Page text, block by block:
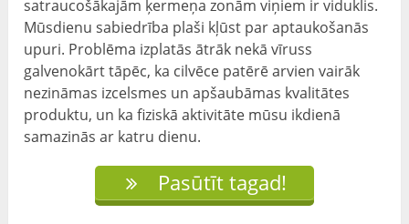
satraucošākajām ķermeņa zonām viņiem ir viduklis.
Mūsdienu sabiedrība plaši kļūst par aptaukošanās
upuri. Problēma izplatās ātrāk nekā vīruss
galvenokārt tāpēc, ka cilvēce patērē arvien vairāk
nezināmas izcelsmes un apšaubāmas kvalitātes
produktu, un ka fiziskā aktivitāte mūsu ikdienā
samazinās ar katru dienu.
Pasūtīt tagad!